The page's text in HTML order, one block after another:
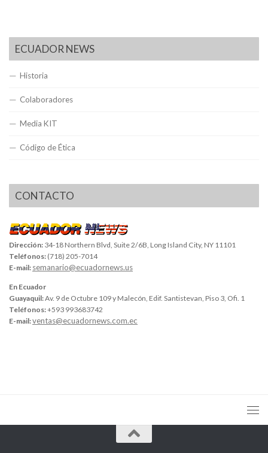
ECUADOR NEWS
Historia
Colaboradores
Media KIT
Código de Ética
CONTACTO
Dirección: 34-18 Northern Blvd, Suite 2/6B, Long Island City, NY 11101
Teléfonos: (718) 205-7014
E-mail: semanario@ecuadornews.us
En Ecuador
Guayaquil:Av. 9 de Octubre 109 y Malecón, Edif. Santistevan, Piso 3, Ofi. 1
Teléfonos:+593 993683742
E-mail:ventas@ecuadornews.com.ec